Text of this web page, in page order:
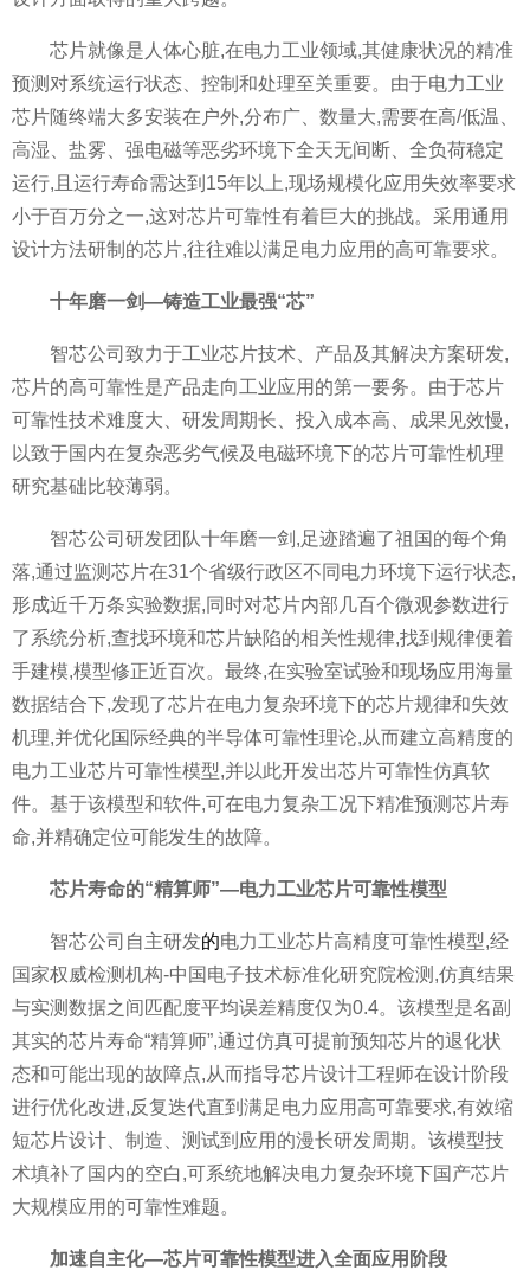
芯片就像是人体心脏,在电力工业领域,其健康状况的精准
预测对系统运行状态、控制和处理至关重要。由于电力工业
芯片随终端大多安装在户外,分布广、数量大,需要在高/低温、
高湿、盐雾、强电磁等恶劣环境下全天无间断、全负荷稳定
运行,且运行寿命需达到15年以上,现场规模化应用失效率要求
小于百万分之一,这对芯片可靠性有着巨大的挑战。采用通用
设计方法研制的芯片,往往难以满足电力应用的高可靠要求。
十年磨一剑—铸造工业最强“芯”
智芯公司致力于工业芯片技术、产品及其解决方案研发,
芯片的高可靠性是产品走向工业应用的第一要务。由于芯片
可靠性技术难度大、研发周期长、投入成本高、成果见效慢,
以致于国内在复杂恶劣气候及电磁环境下的芯片可靠性机理
研究基础比较薄弱。
智芯公司研发团队十年磨一剑,足迹踏遍了祖国的每个角
落,通过监测芯片在31个省级行政区不同电力环境下运行状态,
形成近千万条实验数据,同时对芯片内部几百个微观参数进行
了系统分析,查找环境和芯片缺陷的相关性规律,找到规律便着
手建模,模型修正近百次。最终,在实验室试验和现场应用海量
数据结合下,发现了芯片在电力复杂环境下的芯片规律和失效
机理,并优化国际经典的半导体可靠性理论,从而建立高精度的
电力工业芯片可靠性模型,并以此开发出芯片可靠性仿真软
件。基于该模型和软件,可在电力复杂工况下精准预测芯片寿
命,并精确定位可能发生的故障。
芯片寿命的“精算师”—电力工业芯片可靠性模型
智芯公司自主研发的电力工业芯片高精度可靠性模型,经
国家权威检测机构-中国电子技术标准化研究院检测,仿真结果
与实测数据之间匹配度平均误差精度仅为0.4。该模型是名副
其实的芯片寿命“精算师”,通过仿真可提前预知芯片的退化状
态和可能出现的故障点,从而指导芯片设计工程师在设计阶段
进行优化改进,反复迭代直到满足电力应用高可靠要求,有效缩
短芯片设计、制造、测试到应用的漫长研发周期。该模型技
术填补了国内的空白,可系统地解决电力复杂环境下国产芯片
大规模应用的可靠性难题。
加速自主化—芯片可靠性模型进入全面应用阶段